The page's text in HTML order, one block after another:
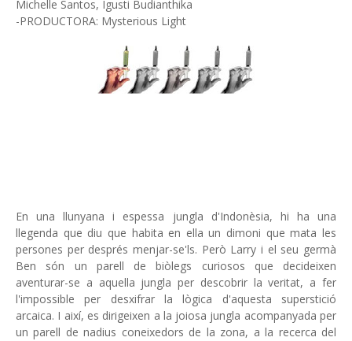
Michelle Santos, Igusti Budianthika
-PRODUCTORA: Mysterious Light
En una llunyana i espessa jungla d'Indonèsia, hi ha una
llegenda que diu que habita en ella un dimoni que mata les
persones per després menjar-se'ls. Però Larry i el seu germà
Ben són un parell de biòlegs curiosos que decideixen
aventurar-se a aquella jungla per descobrir la veritat, a fer
l'impossible per desxifrar la lògica d'aquesta superstició
arcaica. I així, es dirigeixen a la joiosa jungla acompanyada per
un parell de nadius coneixedors de la zona, a la recerca del